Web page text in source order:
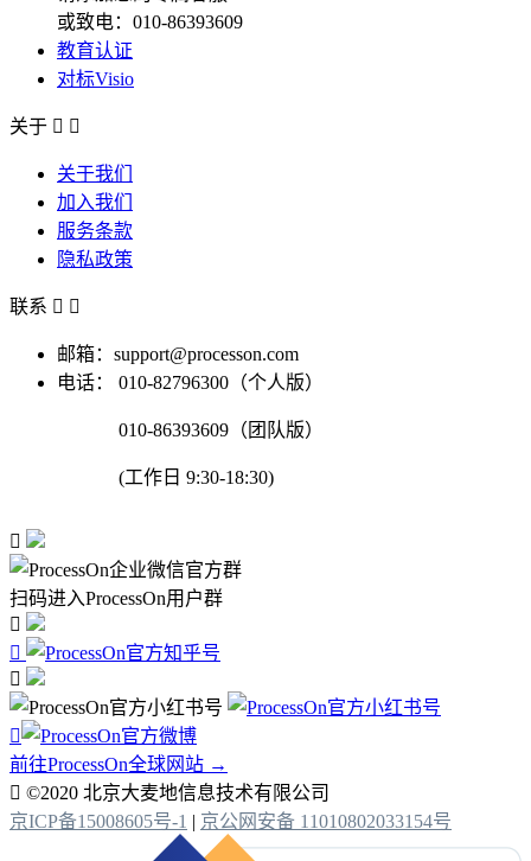
或致电：010-86393609
教育认证
对标Visio
关于  
关于我们
加入我们
服务条款
隐私政策
联系  
邮箱：support@processon.com
电话：
010-82796300（个人版）
010-86393609（团队版）
(工作日 9:30-18:30)

扫码进入ProcessOn用户群




前往ProcessOn全球网站 →
 ©2020 北京大麦地信息技术有限公司
京ICP备15008605号-1 | 京公网安备 11010802033154号